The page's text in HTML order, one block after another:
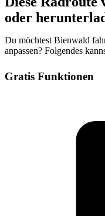
oder
Du möchtest Bienwald
anpassen? Folgendes
Gratis Funktionen